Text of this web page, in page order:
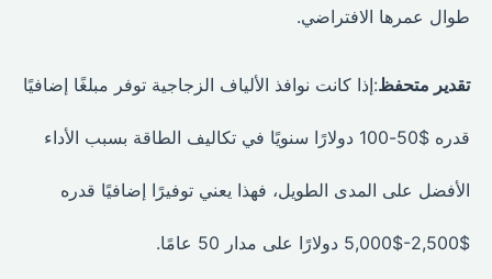
طوال عمرها الافتراضي.
تقدير متحفظ:إذا كانت نوافذ الألياف الزجاجية توفر مبلغًا إضافيًا
قدره $50-100 دولارًا سنويًا في تكاليف الطاقة بسبب الأداء
الأفضل على المدى الطويل، فهذا يعني توفيرًا إضافيًا قدره